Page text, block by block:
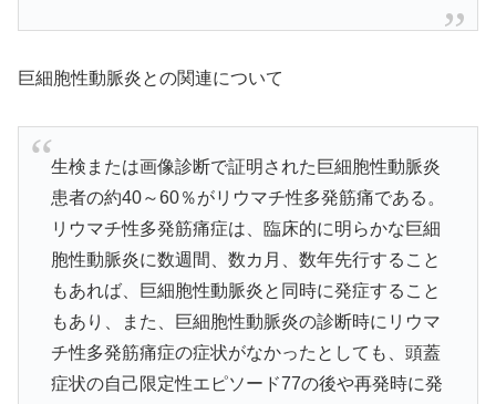
巨細胞性動脈炎との関連について
生検または画像診断で証明された巨細胞性動脈炎
患者の約40～60％がリウマチ性多発筋痛である。
リウマチ性多発筋痛症は、臨床的に明らかな巨細
胞性動脈炎に数週間、数カ月、数年先行すること
もあれば、巨細胞性動脈炎と同時に発症すること
もあり、また、巨細胞性動脈炎の診断時にリウマ
チ性多発筋痛症の症状がなかったとしても、頭蓋
症状の自己限定性エピソード77の後や再発時に発